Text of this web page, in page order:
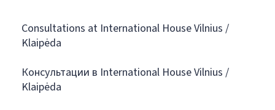
Consultations at International House Vilnius /
Klaipėda
Консультации в International House Vilnius /
Klaipėda